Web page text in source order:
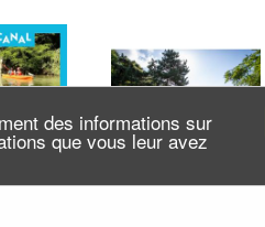
des informations sur
que vous leur avez
en
Exploration du Parc de